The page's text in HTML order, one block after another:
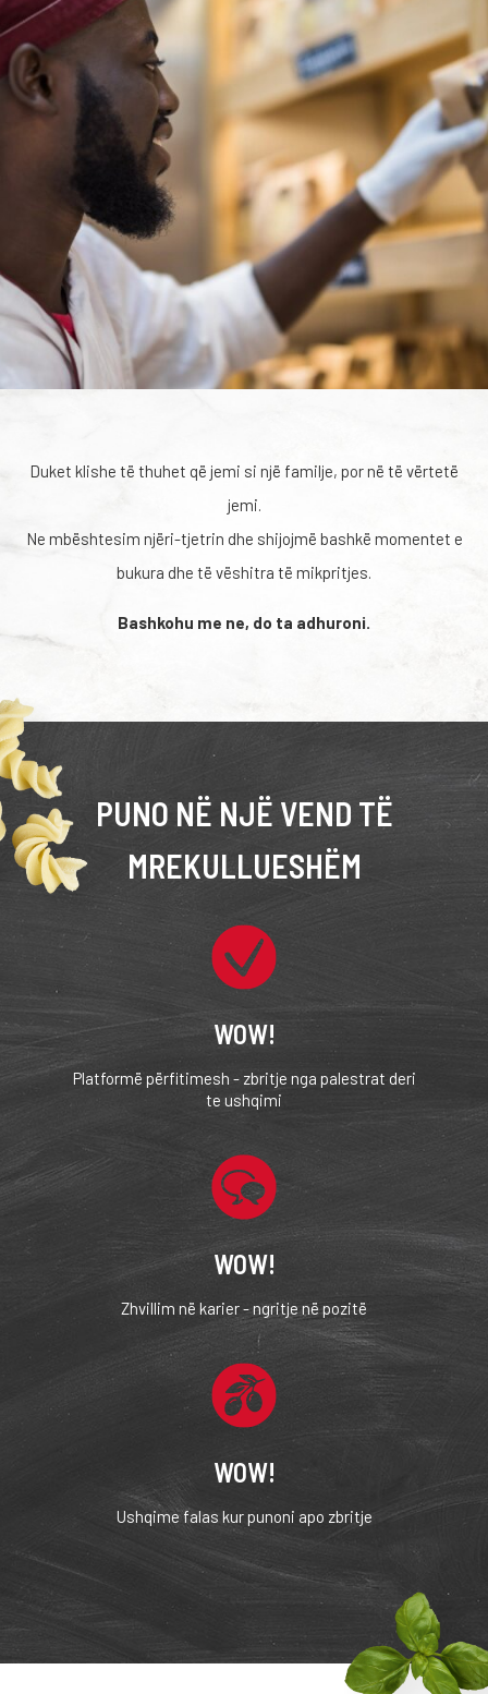
Duket klishe të thuhet që jemi si një familje, por në të vërtetë
jemi.
Ne mbështesim njëri-tjetrin dhe shijojmë bashkë momentet e
bukura dhe të vëshitra të mikpritjes.
Bashkohu me ne, do ta adhuroni.
PUNO NË NJË VEND TË
MREKULLUESHËM
WOW!
Platformë përfitimesh - zbritje nga palestrat deri
te ushqimi
WOW!
Zhvillim në karier - ngritje në pozitë
WOW!
Ushqime falas kur punoni apo zbritje